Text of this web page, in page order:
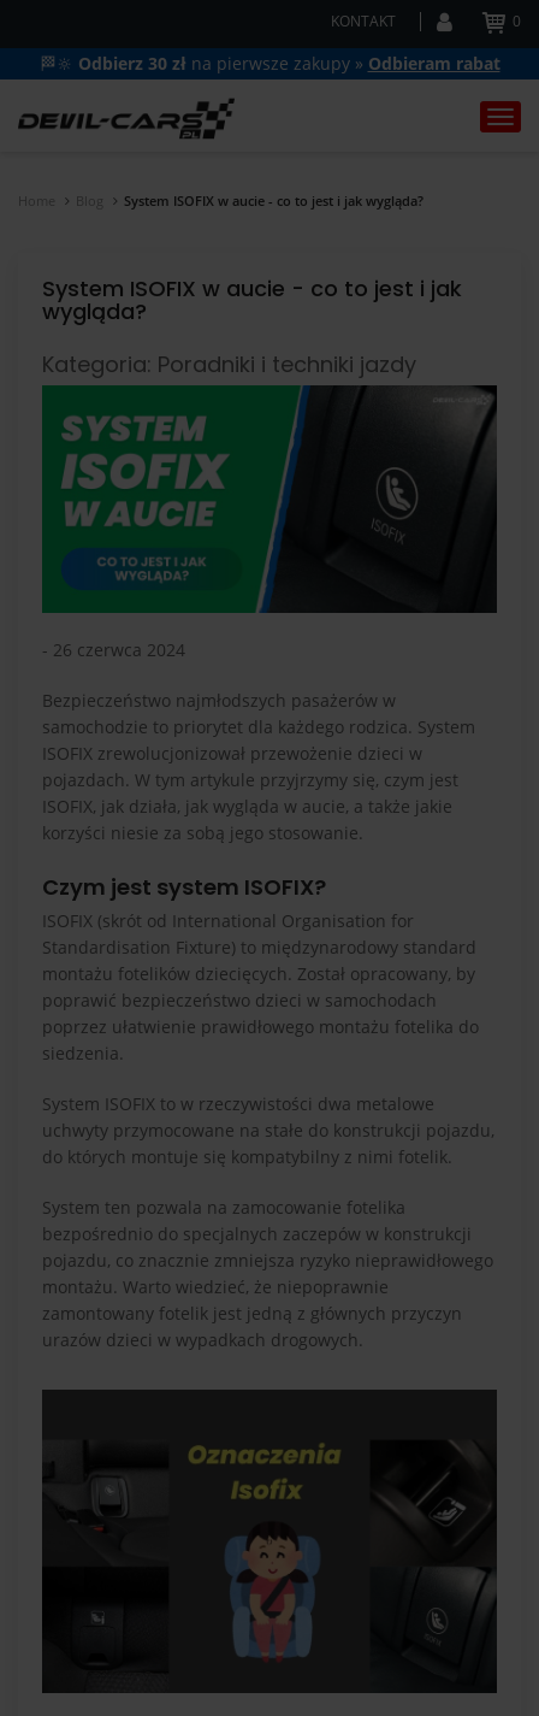
KONTAKT 0
🏁🔆 Odbierz 30 zł na pierwsze zakupy » Odbieram rabat
Home Blog System ISOFIX w aucie - co to jest i jak wygląda?
System ISOFIX w aucie - co to jest i jak
wygląda?
Kategoria: Poradniki i techniki jazdy
- 26 czerwca 2024
Bezpieczeństwo najmłodszych pasażerów w
samochodzie to priorytet dla każdego rodzica. System
ISOFIX zrewolucjonizował przewożenie dzieci w
pojazdach. W tym artykule przyjrzymy się, czym jest
ISOFIX, jak działa, jak wygląda w aucie, a także jakie
korzyści niesie za sobą jego stosowanie.
Czym jest system ISOFIX?
ISOFIX (skrót od International Organisation for
Standardisation Fixture) to międzynarodowy standard
montażu fotelików dziecięcych. Został opracowany, by
poprawić bezpieczeństwo dzieci w samochodach
poprzez ułatwienie prawidłowego montażu fotelika do
siedzenia.
System ISOFIX to w rzeczywistości dwa metalowe
uchwyty przymocowane na stałe do konstrukcji pojazdu,
do których montuje się kompatybilny z nimi fotelik.
System ten pozwala na zamocowanie fotelika
bezpośrednio do specjalnych zaczepów w konstrukcji
pojazdu, co znacznie zmniejsza ryzyko nieprawidłowego
montażu. Warto wiedzieć, że niepoprawnie
zamontowany fotelik jest jedną z głównych przyczyn
urazów dzieci w wypadkach drogowych.